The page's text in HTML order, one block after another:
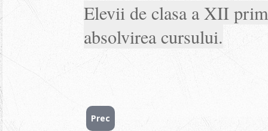
Elevii de clasa a XII
absolvirea cursului.
Prec